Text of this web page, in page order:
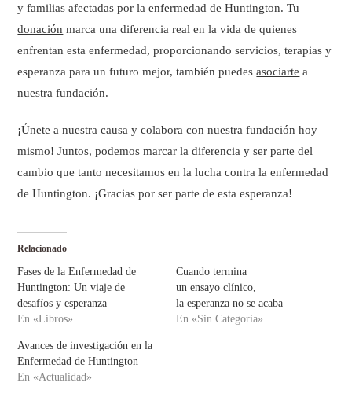
y familias afectadas por la enfermedad de Huntington.Tu
donación marca una diferencia real en la vida de quienes
enfrentan esta enfermedad, proporcionando servicios, terapias y
esperanza para un futuro mejor, también puedesasociarte a
nuestra fundación.
¡Únete a nuestra causa y colabora con nuestra fundación hoy
mismo! Juntos, podemos marcar la diferencia y ser parte del
cambio que tanto necesitamos en la lucha contra la enfermedad
de Huntington. ¡Gracias por ser parte de esta esperanza!
Relacionado
Fases de la Enfermedad de
Huntington: Un viaje de
desafíos y esperanza
En «Libros»
Cuando termina
un ensayo clínico,
la esperanza no se acaba
En «Sin Categoria»
Avances de investigación en la
Enfermedad de Huntington
En «Actualidad»